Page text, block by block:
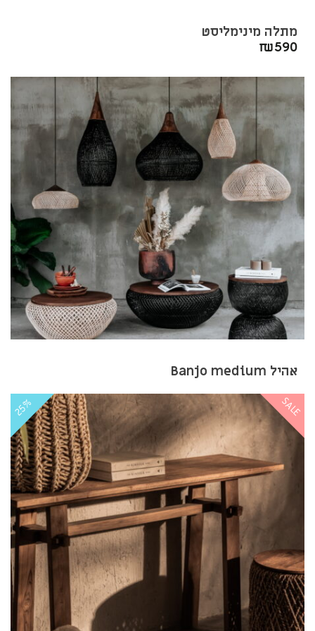
מתלה מינימליסט
₪590
אהיל Banjo medium
25% SALE